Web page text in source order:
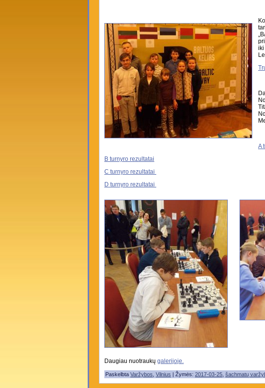
A
B turnyro rezultatai
C turnyro rezultatai
D turnyro rezultatai
Daugiau nuotraukų galerijoje.
Paskelbta Varžybos Vilnius | Žymės: 2017-03-25 šachmatų